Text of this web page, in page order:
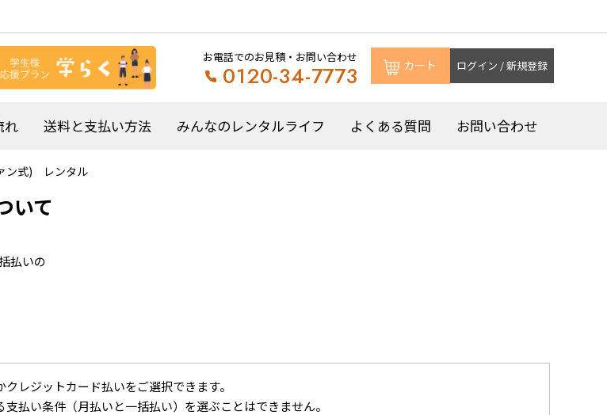
お電話でのお見積・お問い合わせ
0120-34-7773 カート ログイン / 新規登録
れ 送料と支払い方法 みんなのレンタルライフ よくある質問 お問い合わせ
ン式) レンタル
いて
払いの
レジットカード払いをご選択できます。
払い条件（月払いと一括払い）を選ぶことはできません。